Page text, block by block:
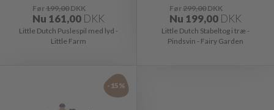
Før199,00DKK
Nu 161,00 DKK
Little Dutch Puslespil med lyd -
Little Farm
Før299,00 DKK
Nu 199,00 DKK
Little Dutch Stabeltog i træ -
Pindsvin - Fairy Garden
-15%